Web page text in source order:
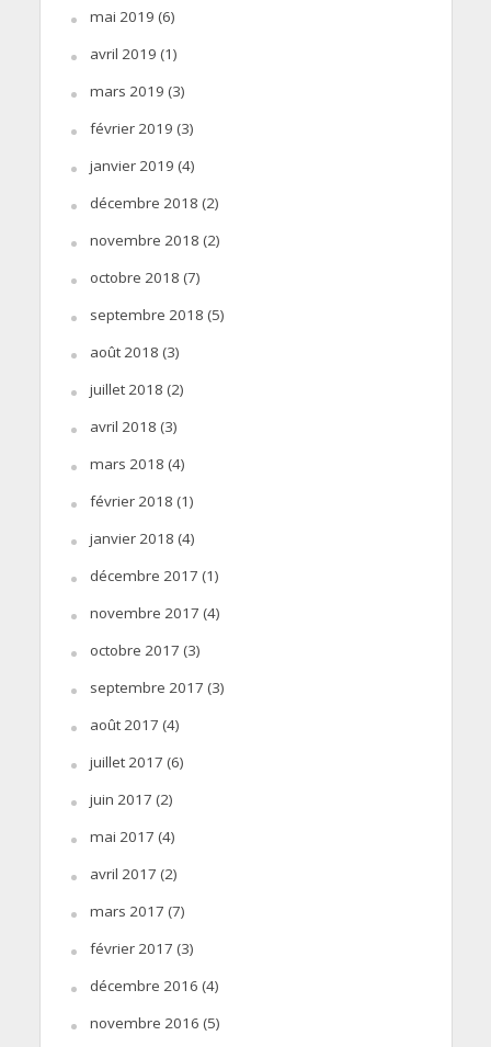
mai 2019 (6)
avril 2019 (1)
mars 2019 (3)
février 2019 (3)
janvier 2019 (4)
décembre 2018 (2)
novembre 2018 (2)
octobre 2018 (7)
septembre 2018 (5)
août 2018 (3)
juillet 2018 (2)
avril 2018 (3)
mars 2018 (4)
février 2018 (1)
janvier 2018 (4)
décembre 2017 (1)
novembre 2017 (4)
octobre 2017 (3)
septembre 2017 (3)
août 2017 (4)
juillet 2017 (6)
juin 2017 (2)
mai 2017 (4)
avril 2017 (2)
mars 2017 (7)
février 2017 (3)
décembre 2016 (4)
novembre 2016 (5)